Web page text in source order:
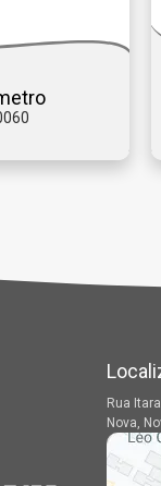
Rua
Nova,